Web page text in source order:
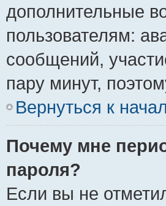
дополнительные
пользователям:
сообщений,
пару минут,
Вернуться к
Почему мне
пароля?
Если вы не